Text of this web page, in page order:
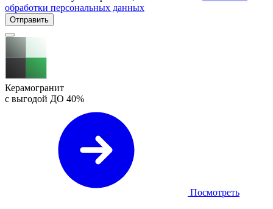
обработки персональных данных
Отправить
Керамогранит
с выгодой ДО 40%
Посмотреть